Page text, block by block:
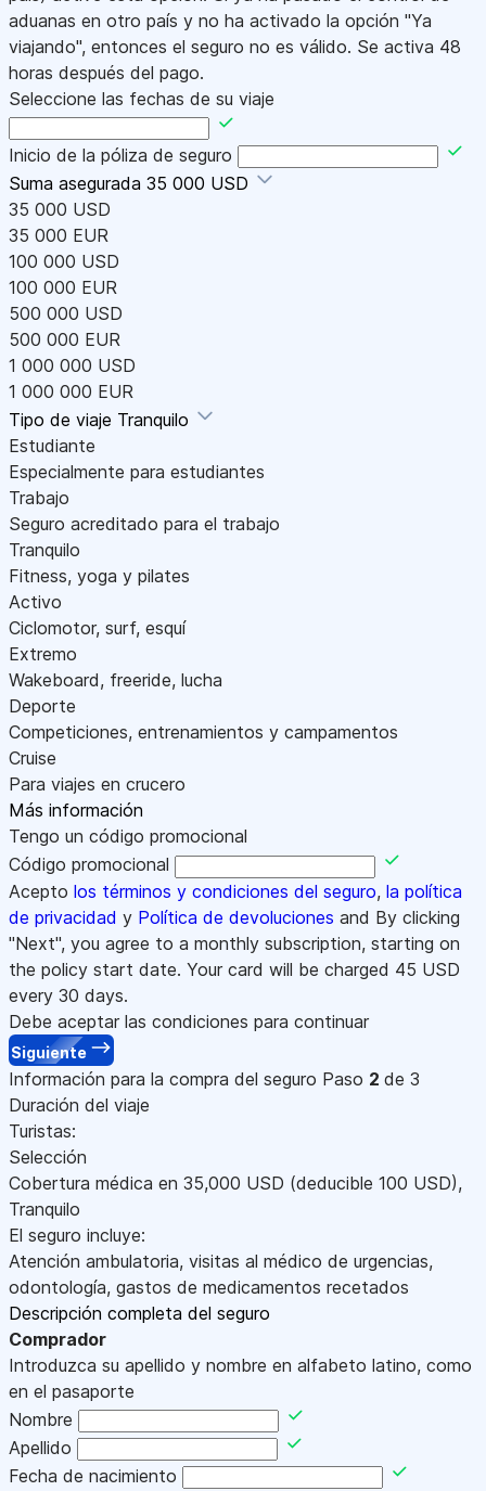
aduanas en otro país y no ha activado la opción "Ya
viajando", entonces el seguro no es válido. Se activa 48
horas después del pago.
Seleccione las fechas de su viaje
Inicio de la póliza de seguro
Suma asegurada 35 000 USD
35 000 USD
35 000 EUR
100 000 USD
100 000 EUR
500 000 USD
500 000 EUR
1 000 000 USD
1 000 000 EUR
Tipo de viaje Tranquilo
Estudiante
Especialmente para estudiantes
Trabajo
Seguro acreditado para el trabajo
Tranquilo
Fitness, yoga y pilates
Activo
Ciclomotor, surf, esquí
Extremo
Wakeboard, freeride, lucha
Deporte
Competiciones, entrenamientos y campamentos
Cruise
Para viajes en crucero
Más información
Tengo un código promocional
Código promocional
Acepto los términos y condiciones del seguro, la política
de privacidad y Política de devoluciones and By clicking
"Next", you agree to a monthly subscription, starting on
the policy start date. Your card will be charged 45 USD
every 30 days.
Debe aceptar las condiciones para continuar
Siguiente
Información para la compra del seguro Paso 2 de 3
Duración del viaje
Turistas:
Selección
Cobertura médica en 35,000 USD (deducible 100 USD),
Tranquilo
El seguro incluye:
Atención ambulatoria, visitas al médico de urgencias,
odontología, gastos de medicamentos recetados
Descripción completa del seguro
Comprador
Introduzca su apellido y nombre en alfabeto latino, como
en el pasaporte
Nombre
Apellido
Fecha de nacimiento